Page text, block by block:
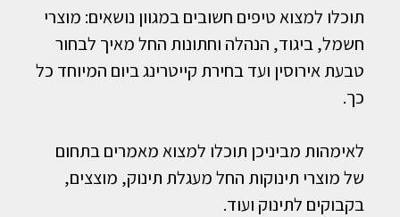
תוכלו למצוא טיפים חשובים במגוון נושאים: מוצרי
חשמל, ביגוד, הנהלה וחתונות החל מאיך לבחור
טבעת אירוסין ועד בחירת קייטרינג ביום המיוחד כל
כך.
לאימהות מביניכן תוכלו למצוא מאמרים בתחום
של מוצרי תינוקות החל מעגלת תינוק, מוצצים,
בקבוקים לתינוק ועוד.